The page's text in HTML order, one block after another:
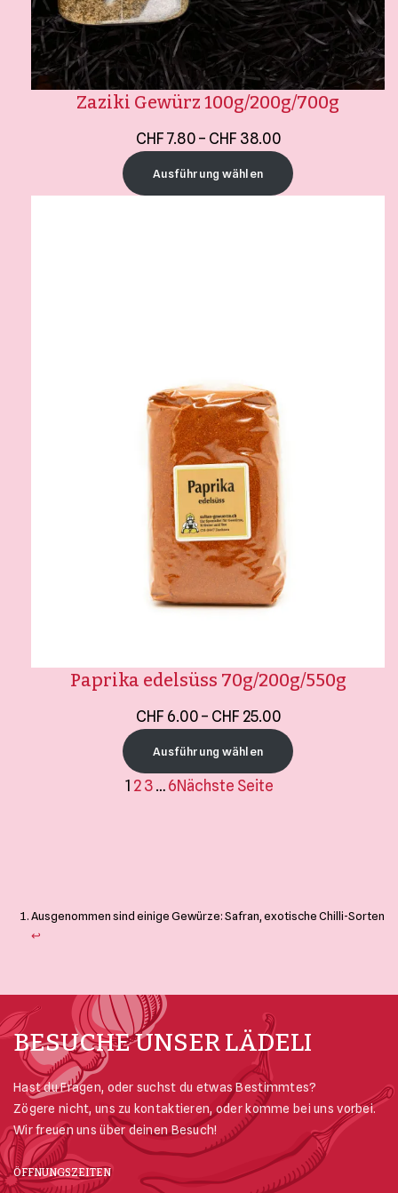
Zaziki Gewürz 100g/200g/700g
CHF 7.80 – CHF 38.00
Ausführung wählen
Paprika edelsüss 70g/200g/550g
CHF 6.00 – CHF 25.00
Ausführung wählen
1 2 3 … 6Nächste Seite
Ausgenommen sind einige Gewürze: Safran, exotische Chilli-Sorten
↩︎
BESUCHE UNSER LÄDELI
Hast du Fragen, oder suchst du etwas Bestimmtes?
Zögere nicht, uns zu kontaktieren, oder komme bei uns vorbei.
Wir freuen uns über deinen Besuch!
ÖFFNUNGSZEITEN